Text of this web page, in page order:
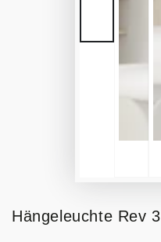
Hängeleuchte Rev 3